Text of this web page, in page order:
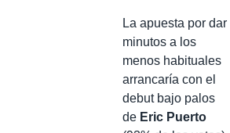
La apuesta por dar
minutos a los
menos habituales
arrancaría con el
debut bajo palos
de Eric Puerto